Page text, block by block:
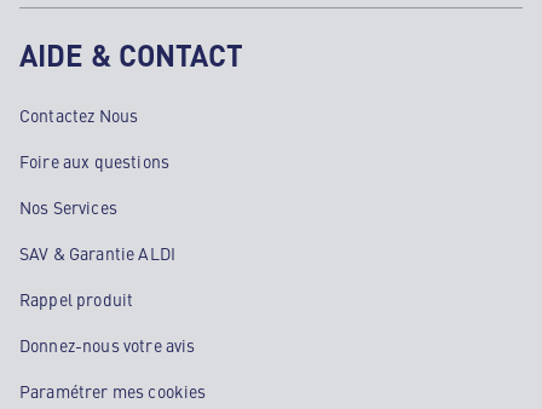
AIDE & CONTACT
Contactez Nous
Foire aux questions
Nos Services
SAV & Garantie ALDI
Rappel produit
Donnez-nous votre avis
Paramétrer mes cookies